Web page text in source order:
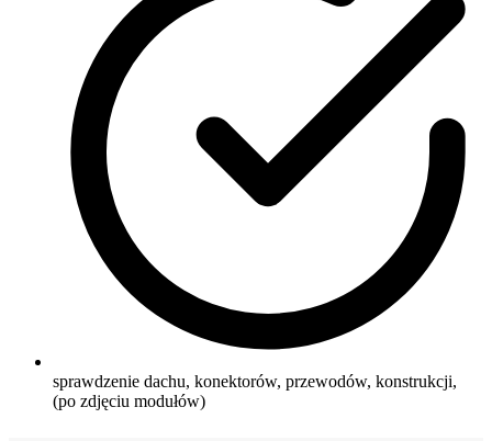
sprawdzenie dachu, konektorów, przewodów, konstrukcji,
(po zdjęciu modułów)